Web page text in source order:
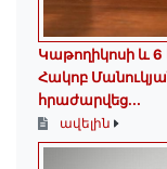
️Կաթողիկոսի և
Հակոբ
հրաժարվեց...
ավելին